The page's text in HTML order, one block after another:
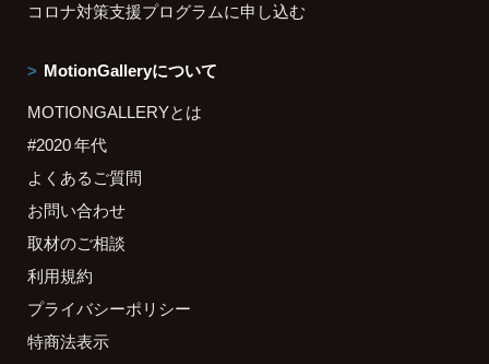
コロナ対策支援プログラムに申し込む
MotionGalleryについて
MOTIONGALLERYとは
#2020 年代
よくあるご質問
お問い合わせ
取材のご相談
利用規約
プライバシーポリシー
特商法表示